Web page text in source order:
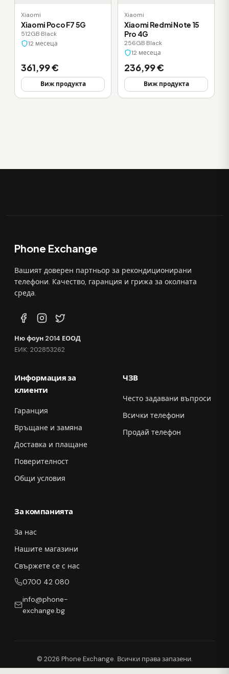
Xiaomi
Xiaomi Poco F7 5G
512GB·Black
12 месеца
361,99 €
Виж продукта
Xiaomi
Xiaomi Redmi Note 15
Pro 4G
256GB·Black
12 месеца
236,99 €
Виж продукта
Phone Exchange
Вашият доверен партньор за рекондиционирани
телефони. Качество, гаранция и грижа за околната
среда.
Ню фоун 2014 ЕООД
ЕИК: 202853262
Информация за
клиенти
Гаранция
Връщане и замяна
Доставка и плащане
Поверителност
Общи условия
ЧЗВ
Често задавани въпроси
Всички телефони
Продай телефон
За компанията
За нас
Нашите магазини
Свържете се с нас
0700 42 080
info@phone-
exchange.bg
© 2026 Phone Exchange. Всички права запазени.